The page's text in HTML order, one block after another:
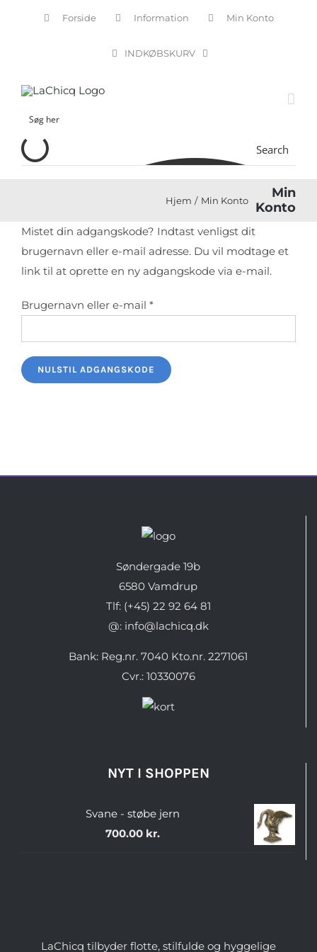
Forside Information Min Konto
INDKØBSKURV
Search
Min
Konto
Hjem Min Konto
Mistet din adgangskode? Indtast venligst dit
brugernavn eller e-mail adresse. Du vil modtage et
link til at oprette en ny adgangskode via e-mail.
Brugernavn eller e-mail *Påkrævet
NULSTIL ADGANGSKODE
Søndergade 19b
6580 Vamdrup
Tlf: (+45) 22 92 64 81
@: info@lachicq.dk
Bank: Reg.nr. 7040 Kto.nr. 2271061
Cvr.: 10330076
NYT I SHOPPEN
Svane - støbe jern
700.00 kr.
LaChicq tilbyder flotte, stilfulde og hyggelige